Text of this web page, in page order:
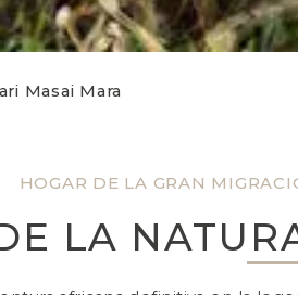
HOGAR DE LA GRAN
LA
Masai Mara